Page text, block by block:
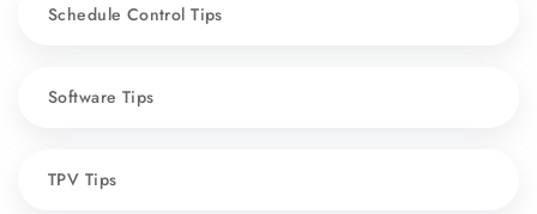
Schedule Control Tips
Software Tips
TPV Tips